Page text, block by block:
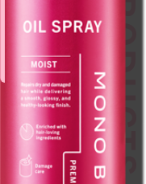
PRODUCTS